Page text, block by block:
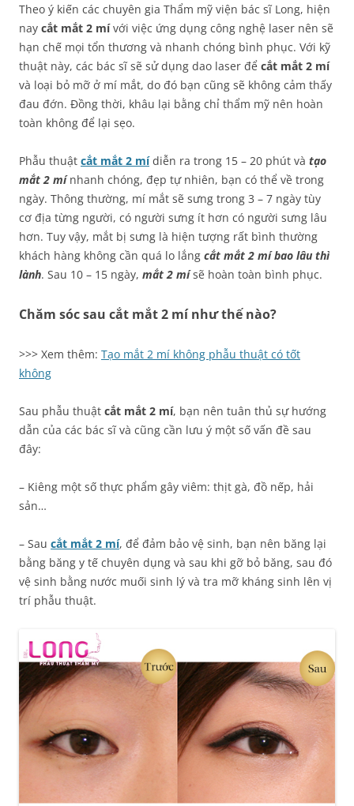
Theo ý kiến các chuyên gia Thẩm mỹ viện bác sĩ Long, hiện
nay cắt mắt 2 mívới việc ứng dụng công nghệ laser nên sẽ
hạn chế mọi tổn thương và nhanh chóng bình phục. Với kỹ
thuật này, các bác sĩ sẽ sử dụng dao laser để cắt mắt 2 mí
và loại bỏ mỡ ở mí mắt, do đó bạn cũng sẽ không cảm thấy
đau đớn. Đồng thời, khâu lại bằng chỉ thẩm mỹ nên hoàn
toàn không để lại sẹo.
Phẫu thuật cắt mắt 2 mídiễn ra trong 15 – 20 phút và tạo
mắt 2 mínhanh chóng, đẹp tự nhiên, bạn có thể về trong
ngày. Thông thường, mí mắt sẽ sưng trong 3 – 7 ngày tùy
cơ địa từng người, có người sưng ít hơn có người sưng lâu
hơn. Tuy vậy, mắt bị sưng là hiện tượng rất bình thường
khách hàng không cần quá lo lắng cắt mắt 2 mí bao lâu thì
lành. Sau 10 – 15 ngày, mắt 2 mísẽ hoàn toàn bình phục.
Chăm sóc sau cắt mắt 2 mí như thế nào?
>>> Xem thêm: Tạo mắt 2 mí không phẫu thuật có tốt
không
Sau phẫu thuật cắt mắt 2 mí, bạn nên tuân thủ sự hướng
dẫn của các bác sĩ và cũng cần lưu ý một số vấn đề sau
đây:
– Kiêng một số thực phẩm gây viêm: thịt gà, đồ nếp, hải
sản…
– Sau cắt mắt 2 mí, để đảm bảo vệ sinh, bạn nên băng lại
bằng băng y tế chuyên dụng và sau khi gỡ bỏ băng, sau đó
vệ sinh bằng nước muối sinh lý và tra mỡ kháng sinh lên vị
trí phẫu thuật.